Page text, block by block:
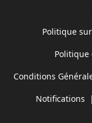
Politique
Politique
Conditions
Notifications |